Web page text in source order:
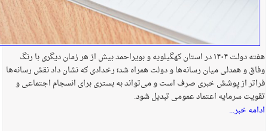
هفته دولت ۱۴۰۴ در استان کهگیلویه و بویراحمد بیش از هر زمان دیگری با رنگ
وفاق و همدلی میان رسانه‌ها و دولت همراه شد؛ رخدادی که نشان داد نقش رسانه‌ها
فراتر از پوشش خبری صرف است و می‌تواند به بستری برای انسجام اجتماعی و
تقویت سرمایه اعتماد عمومی تبدیل شود.
ادامه خبر...